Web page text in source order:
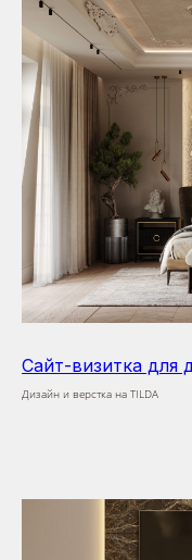
Сайт-визитка для
Дизайн и верстка на TILDA